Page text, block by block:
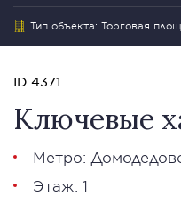
Тип объекта: Торговая
ID 4371
Ключевые
Метро:
Этаж: 1